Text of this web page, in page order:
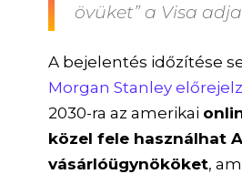
övüket” a Visa
A bejelentés időzítése
Morgan Stanley
2030-ra az amerikai
közel fele használhat
vásárlóügynököket,